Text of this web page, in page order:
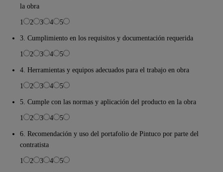
la obra
1
2 3 4
5
3. Cumplimiento en los requisitos y documentación requerida
1
2 3 4
5
4. Herramientas y equipos adecuados para el trabajo en obra
1
2 3 4
5
5. Cumple con las normas y aplicación del producto en la obra
1
2 3 4
5
6. Recomendación y uso del portafolio de Pintuco por parte del
contratista
1
2 3 4
5